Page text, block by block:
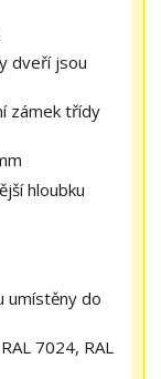
dveří jsou
zámek třídy
hloubku
umístěny do
7024, RAL